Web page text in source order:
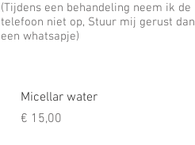
Micellar water
Prijs
€ 15,00
(Tijdens een behandeling neem ik de
telefoon niet op, Stuur mij gerust dan
een whatsapje)